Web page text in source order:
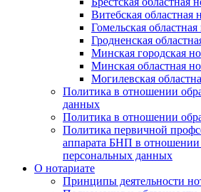
Витебская областная
Гомельская
Гродненская
Минская городская
Минская областная
Могилевская
Политика в отношении
данных
Политика в отношении
Политика первичной
аппарата БНП в отношении
персональных данных
О нотариате
Принципы деятельности